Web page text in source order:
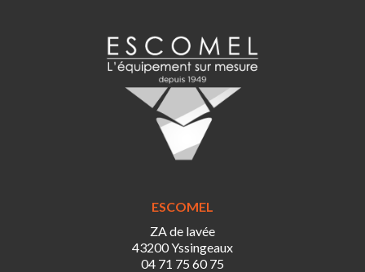
ESCOMEL
ZA de lavée
43200 Yssingeaux
04 71 75 60 75